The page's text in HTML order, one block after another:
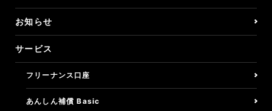
サービス
フリーナンス口座
即日払い/ファクタリング
お知らせ
サービス
フリーナンス口座
あんしん補償 Basic